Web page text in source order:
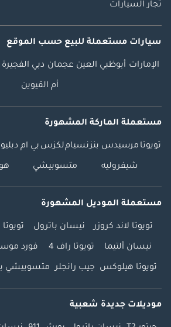
سيارة خضعت
سريعة وسهلة خدمة
معاملات سلسة
وشفافة أكثر من
مدفوعون بالنجاح. -----
Cars إنستغرام: @
تيك توك: @ الموقع
-------------------------------
تجار السيارات
سيارات مستعملة للبيع حسب الموقع
الإمارات أبوظبي العين عجمان دبي الفجيرة
أم القيوين
مستعملة الماركة المشهورة
تويوتا مرسيدس بنزنسياملكزس بي ام دبليو
شيفروليه متسوبيشي
مستعملة الموديل المشهورة
تويوتا لاند كروزر نيسان باترول تويوتا
نيسان ألتيما تويوتا راف 4 فورد
تويوتا هيلوكس جيب رانجلر متسوبيشي
موديلات جديدة شعبية